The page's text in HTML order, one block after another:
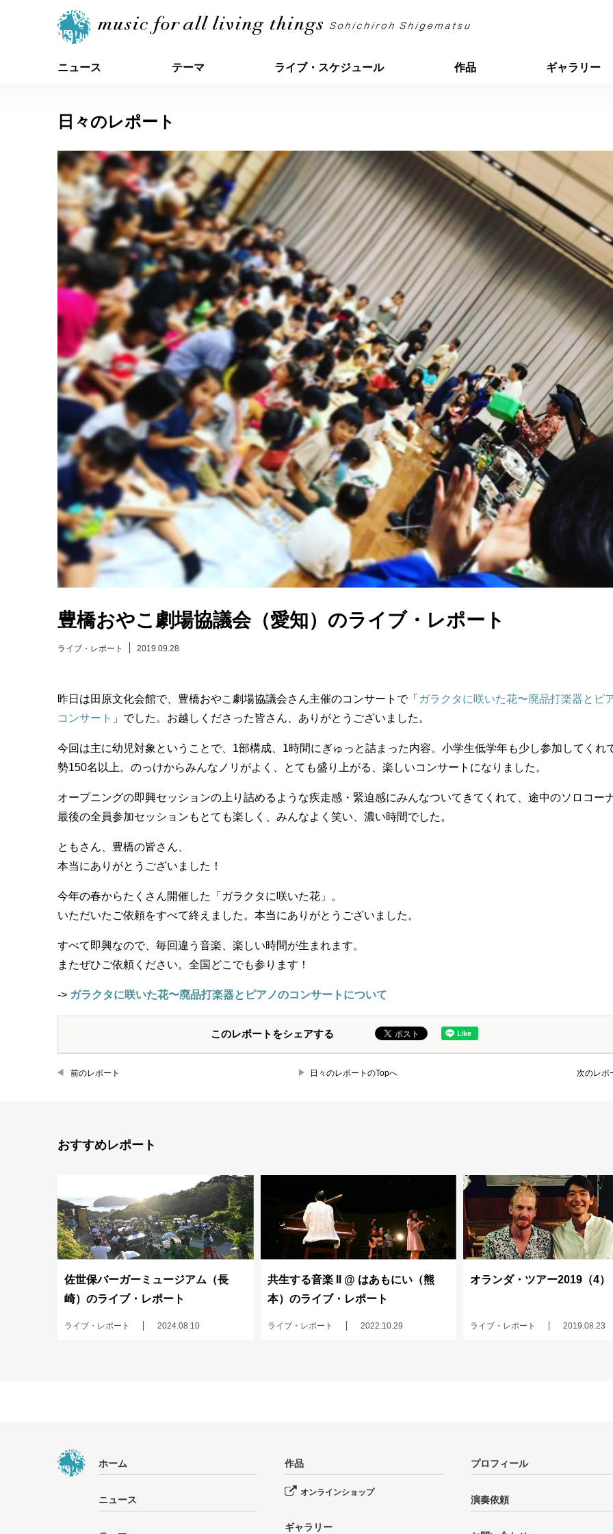
ニュース テーマ ライブ・スケジュール 作品 ギャラリー
日々のレポート
豊橋おやこ劇場協議会（愛知）のライブ・レポート
ライブ・レポート 2019.09.28
昨日は田原文化会館で、豊橋おやこ劇場協議会さん主催のコンサートで「 ガラクタに咲いた花〜廃品打楽器とピ
コンサート 」でした。お越しくださった皆さん、ありがとうございました。
今回は主に幼児対象ということで、1部構成、1時間にぎゅっと詰まった内容。小学生低学年も少し参加してくれ
勢150名以上。のっけからみんなノリがよく、とても盛り上がる、楽しいコンサートになりました。
オープニングの即興セッションの上り詰めるような疾走感・緊迫感にみんなついてきてくれて、途中のソロコー
最後の全員参加セッションもとても楽しく、みんなよく笑い、濃い時間でした。
ともさん、豊橋の皆さん、
本当にありがとうございました！
今年の春からたくさん開催した「ガラクタに咲いた花」。
いただいたご依頼をすべて終えました。本当にありがとうございました。
すべて即興なので、毎回違う音楽、楽しい時間が生まれます。
またぜひご依頼ください。全国どこでも参ります！
-> ガラクタに咲いた花〜廃品打楽器とピアノのコンサートについて
このレポートをシェアする
前のレポート 日々のレポートのTopへ 次のレポ
おすすめレポート
佐世保バーガーミュージアム（長
崎）のライブ・レポート
ライブ・レポート 2024.08.10
共生する音楽 II @ はあもにい（熊
本）のライブ・レポート
ライブ・レポート 2022.10.29
オランダ・ツアー2019（4）
ライブ・レポート 2019.08.23
ホーム
ニュース
作品
オンラインショップ
ギャラリー
プロフィール
演奏依頼